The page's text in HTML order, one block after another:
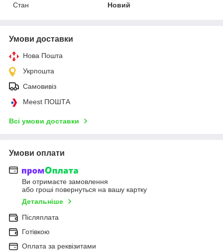
Стан
Новий
Умови доставки
Нова Пошта
Укрпошта
Самовивіз
Meest ПОШТА
Всі умови доставки
Умови оплати
Ви отримаєте замовлення
або гроші повернуться на вашу картку
Детальніше
Післяплата
Готівкою
Оплата за реквізитами